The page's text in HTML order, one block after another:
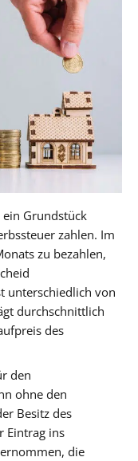
ein Grundstück
zahlen. Im
zu bezahlen,
unterschiedlich von
durchschnittlich
des
den
ohne den
Besitz des
Eintrag ins
die